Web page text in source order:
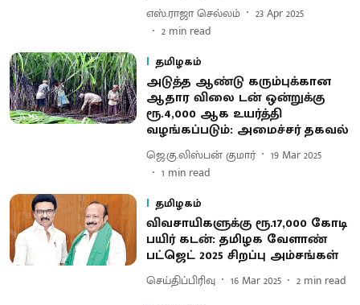
எஸ்.ராஜா செல்லம்
23 Apr 2025
2 min read
தமிழகம்
அடுத்த ஆண்டு கரும்புக்கான
ஆதார விலை டன் ஒன்றுக்கு
ரூ.4,000 ஆக உயர்த்தி
வழங்கப்படும்: அமைச்சர் தகவல்
ஜெ.கு.லிஸ்பன் குமார்
19 Mar 2025
1 min read
தமிழகம்
விவசாயிகளுக்கு ரூ.17,000 கோடி
பயிர் கடன்: தமிழக வேளாண்
பட்ஜெட் 2025 சிறப்பு அம்சங்கள்
செய்திப்பிரிவு 16 Mar 2025 2 min read